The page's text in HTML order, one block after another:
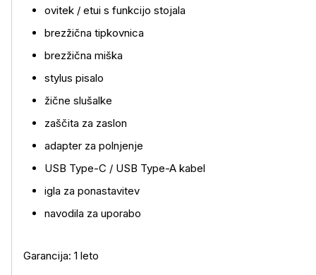
ovitek / etui s funkcijo stojala
brezžična tipkovnica
brezžična miška
stylus pisalo
žične slušalke
zaščita za zaslon
adapter za polnjenje
USB Type-C / USB Type-A kabel
igla za ponastavitev
navodila za uporabo
Garancija: 1 leto